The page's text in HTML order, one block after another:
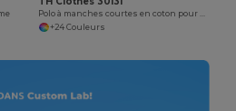
Polo à manches courtes en coton pour hommes
+24 Couleurs